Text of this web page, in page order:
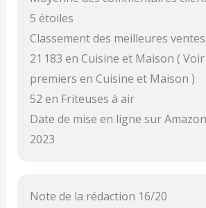
5 étoiles
Classement des meilleures ventes
21 183 en Cuisine et Maison (
premiers en Cuisine et Maison )
52 en Friteuses à air
Date de mise en ligne sur
2023
Note de la rédaction 16/20